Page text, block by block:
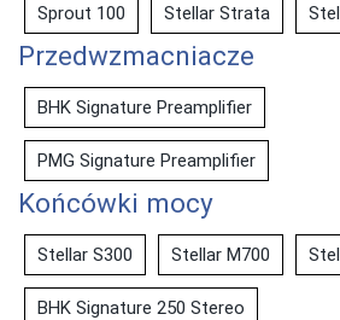
Sprout 100 Stellar Strata
Przedwzmacniacze
BHK Signature Preamplifier
PMG Signature Preamplifier
Końcówki mocy
Stellar S300 Stellar M700
BHK Signature 250 Stereo